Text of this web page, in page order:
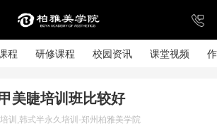
程 研修课程 校园资讯 课堂视频
美睫培训班比较好
训,韩式半永久培训-郑州柏雅美学院